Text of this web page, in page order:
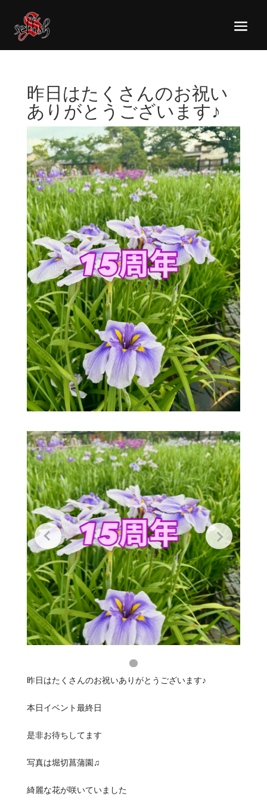
昨日はたくさんのお祝い
ありがとうございます♪
昨日はたくさんのお祝いありがとうございます♪
本日イベント最終日
是非お待ちしてます
写真は堀切菖蒲園♫
綺麗な花が咲いていました